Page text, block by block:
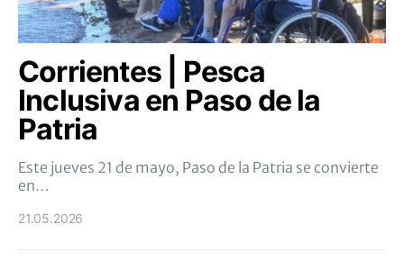
Corrientes | Pesca
Inclusiva en Paso de la
Patria
Este jueves 21 de mayo, Paso de la Patria se convierte
en…
21.05.2026